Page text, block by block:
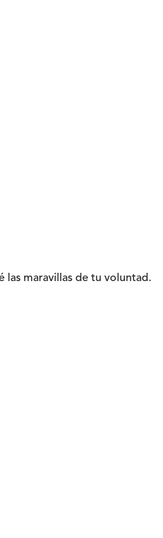
las maravillas de tu voluntad.